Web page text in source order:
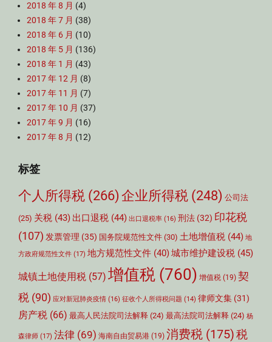
2018 年 8 月 (4)
2018 年 7 月 (38)
2018 年 6 月 (10)
2018 年 5 月 (136)
2018 年 1 月 (43)
2017 年 12 月 (8)
2017 年 11 月 (7)
2017 年 10 月 (37)
2017 年 9 月 (16)
2017 年 8 月 (12)
标签
个人所得税 (266) 企业所得税 (248) 公司法
(25) 关税 (43) 出口退税 (44) 出口退税率 (16) 刑法 (32) 印花税
(107) 发票管理 (35) 国务院规范性文件 (30) 土地增值税 (44) 地
方政府规范性文件 (17) 地方规范性文件 (40)城市维护建设税 (45)
城镇土地使用税 (57) 增值税 (760) 增值税 (19) 契
税 (90) 应对新冠肺炎疫情 (16) 征收个人所得税问题 (14) 律师文集 (31)
房产税 (66) 最高人民法院司法解释 (24) 最高法院司法解释 (24) 杨
森律师 (17) 法律 (69) 海南自由贸易港 (19) 消费税 (175)税